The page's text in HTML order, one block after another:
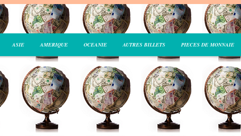
ASIE AMERIQUE OCEANIE AUTRES BILLETS PIECES DE MONNAIE